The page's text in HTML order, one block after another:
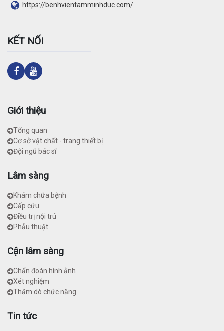
Giới thiệu
Tổng quan
Cơ sở vật chất - trang thiết bị
Đội ngũ bác sĩ
Lâm sàng
Khám chữa bệnh
Cấp cứu
Điều trị nội trú
Phẫu thuật
Cận lâm sàng
Chẩn đoán hình ảnh
Xét nghiệm
Thăm dò chức năng
Tin tức
https://benhvientamminhduc.com/
KẾT NỐI